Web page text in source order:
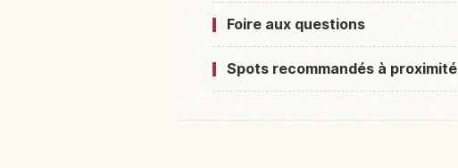
Foire aux questions
Spots recommandés à proximité